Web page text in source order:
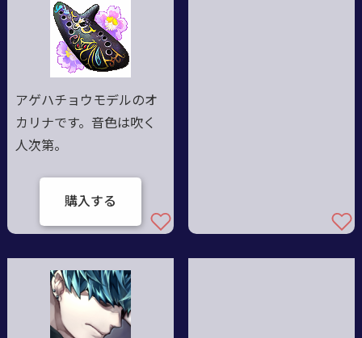
アゲハチョウモデルのオ
カリナです。音色は吹く
人次第。
購入する